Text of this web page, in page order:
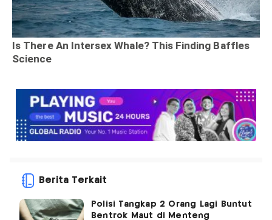
Berita Terkait
Polisi Tangkap 2 Orang Lagi Buntut
Bentrok Maut di Menteng